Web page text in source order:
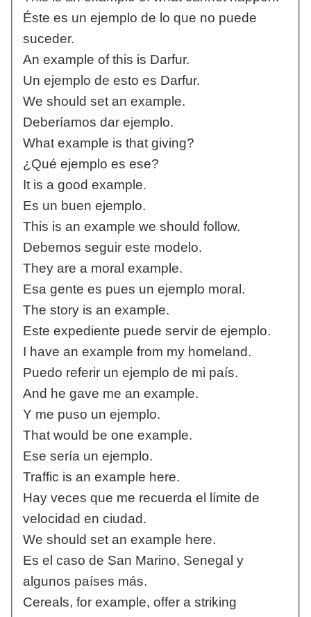
Éste es un ejemplo de lo que no puede
suceder.
An example of this is Darfur.
Un ejemplo de esto es Darfur.
We should set an example.
Deberíamos dar ejemplo.
What example is that giving?
¿Qué ejemplo es ese?
It is a good example.
Es un buen ejemplo.
This is an example we should follow.
Debemos seguir este modelo.
They are a moral example.
Esa gente es pues un ejemplo moral.
The story is an example.
Este expediente puede servir de ejemplo.
I have an example from my homeland.
Puedo referir un ejemplo de mi país.
And he gave me an example.
Y me puso un ejemplo.
That would be one example.
Ese sería un ejemplo.
Traffic is an example here.
Hay veces que me recuerda el límite de
velocidad en ciudad.
We should set an example here.
Es el caso de San Marino, Senegal y
algunos países más.
Cereals, for example, offer a striking